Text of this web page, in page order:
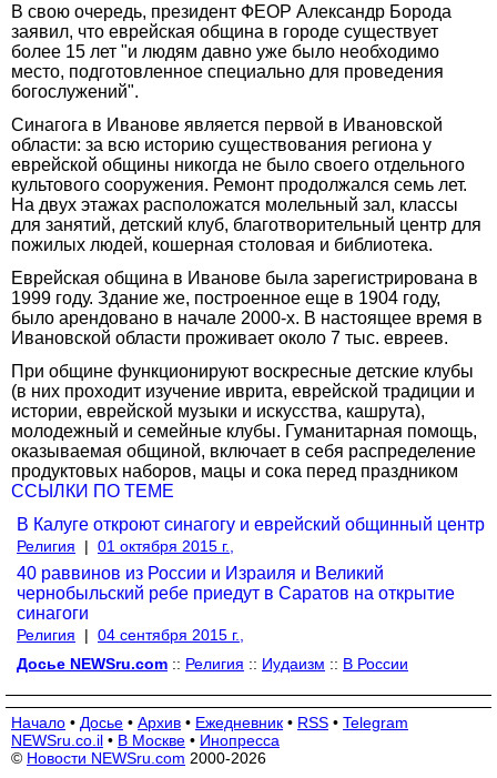
В свою очередь, президент ФЕОР Александр Борода
заявил, что еврейская община в городе существует
более 15 лет "и людям давно уже было необходимо
место, подготовленное специально для проведения
богослужений".
Синагога в Иванове является первой в Ивановской
области: за всю историю существования региона у
еврейской общины никогда не было своего отдельного
культового сооружения. Ремонт продолжался семь лет.
На двух этажах расположатся молельный зал, классы
для занятий, детский клуб, благотворительный центр для
пожилых людей, кошерная столовая и библиотека.
Еврейская община в Иванове была зарегистрирована в
1999 году. Здание же, построенное еще в 1904 году,
было арендовано в начале 2000-х. В настоящее время в
Ивановской области проживает около 7 тыс. евреев.
При общине функционируют воскресные детские клубы
(в них проходит изучение иврита, еврейской традиции и
истории, еврейской музыки и искусства, кашрута),
молодежный и семейные клубы. Гуманитарная помощь,
оказываемая общиной, включает в себя распределение
продуктовых наборов, мацы и сока перед праздником
ССЫЛКИ ПО ТЕМЕ
В Калуге откроют синагогу и еврейский общинный центр
Религия | 01 октября 2015 г.,
40 раввинов из России и Израиля и Великий
чернобыльский ребе приедут в Саратов на открытие
синагоги
Религия | 04 сентября 2015 г.,
Досье NEWSru.com :: Религия :: Иудаизм :: В России
Начало • Досье • Архив • Ежедневник • RSS • Telegram
NEWSru.co.il • В Москве • Инопресса
© Новости NEWSru.com 2000-2026